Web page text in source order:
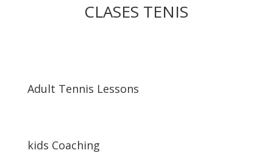
CLASES TENIS
Adult Tennis Lessons
kids Coaching